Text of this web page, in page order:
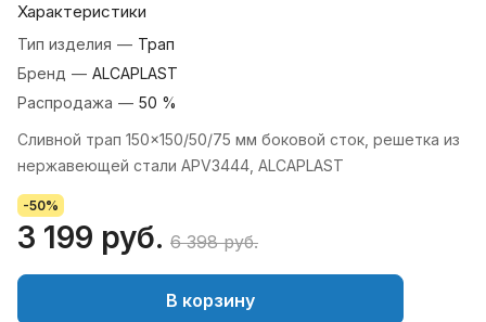
Характеристики
Тип изделия — Трап
Бренд — ALCAPLAST
Распродажа — 50 %
Сливной трап 150×150/50/75 мм боковой сток, решетка из
нержавеющей стали APV3444, ALCAPLAST
-50%
3 199 руб. 6 398 руб.
В корзину